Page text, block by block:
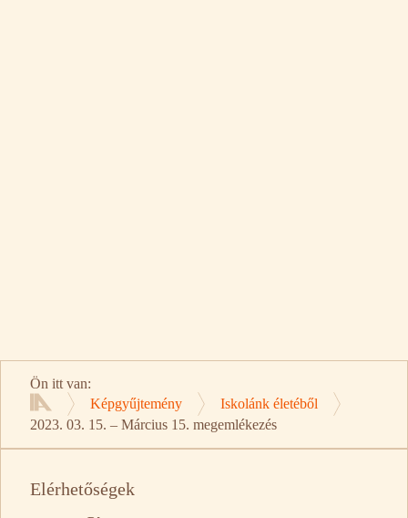
Ön itt van:
Kezdőlap
Képgyűjtemény
Iskolánk életéből
2023. 03. 15. – Március 15. megemlékezés
Elérhetőségek